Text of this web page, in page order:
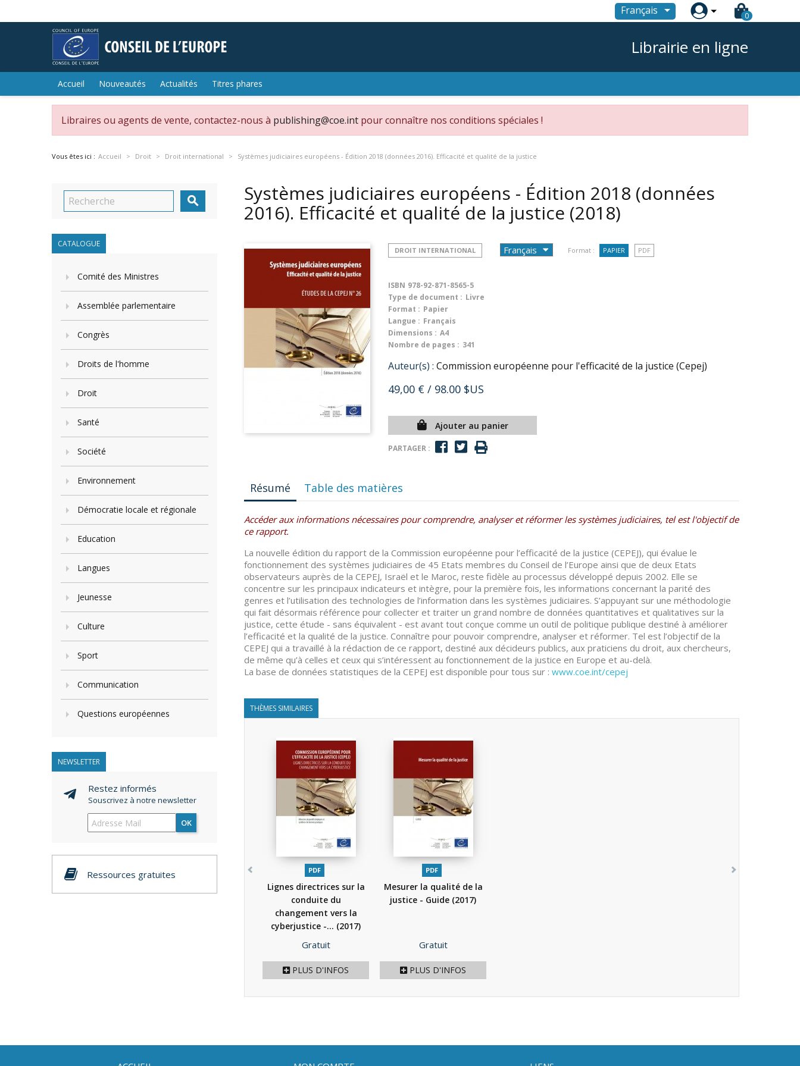
Français  0
Librairie en ligne
Accueil Nouveautés Actualités Titres phares
Libraires ou agents de vente, contactez-nous à publishing@coe.int pour connaître nos conditions spéciales !
Vous êtes ici : Accueil Droit Droit international Systèmes judiciaires européens - Édition 2018 (données 2016). Efficacité et qualité de la justice

CATALOGUE
Comité des Ministres
Assemblée parlementaire
Congrès
Droits de l'homme
Droit
Santé
Société
Environnement
Démocratie locale et régionale
Education
Langues
Jeunesse
Culture
Sport
Communication
Questions européennes
NEWSLETTER
Restez informés
Souscrivez à notre newsletter
OK
Ressources gratuites
Systèmes judiciaires européens - Édition 2018 (données
2016). Efficacité et qualité de la justice (2018)
DROIT INTERNATIONAL Format : PAPIER PDF
ISBN 978-92-871-8565-5
Type de document : Livre
Format : Papier
Langue : Français
Dimensions : A4
Nombre de pages : 341
Auteur(s) : Commission européenne pour l'efficacité de la justice (Cepej)
49,00 € / 98.00 $US
Ajouter au panier
PARTAGER :
Résumé Table des matières
Accéder aux informations nécessaires pour comprendre, analyser et réformer les systèmes judiciaires, tel est l'objectif de
ce rapport.
La nouvelle édition du rapport de la Commission européenne pour l’efficacité de la justice (CEPEJ), qui évalue le
fonctionnement des systèmes judiciaires de 45 Etats membres du Conseil de l’Europe ainsi que de deux Etats
observateurs auprès de la CEPEJ, Israël et le Maroc, reste fidèle au processus développé depuis 2002. Elle se
concentre sur les principaux indicateurs et intègre, pour la première fois, les informations concernant la parité des
genres et l’utilisation des technologies de l’information dans les systèmes judiciaires. S’appuyant sur une méthodologie
qui fait désormais référence pour collecter et traiter un grand nombre de données quantitatives et qualitatives sur la
justice, cette étude - sans équivalent - est avant tout conçue comme un outil de politique publique destiné à améliorer
l’efficacité et la qualité de la justice. Connaître pour pouvoir comprendre, analyser et réformer. Tel est l’objectif de la
CEPEJ qui a travaillé à la rédaction de ce rapport, destiné aux décideurs publics, aux praticiens du droit, aux chercheurs,
de même qu’à celles et ceux qui s’intéressent au fonctionnement de la justice en Europe et au-delà.
La base de données statistiques de la CEPEJ est disponible pour tous sur : www.coe.int/cepej
THÈMES SIMILAIRES
PDF
Lignes directrices sur la
conduite du
changement vers la
cyberjustice -... (2017)
Prix
Gratuit
PLUS D'INFOS
PDF
Mesurer la qualité de la
justice - Guide (2017)
Prix
Gratuit
PLUS D'INFOS